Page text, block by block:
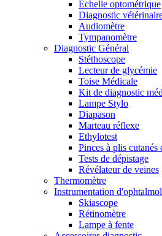
Echelle optométrique
Diagnostic
Audiomètre
Tympanomètre
Diagnostic Général
Stéthoscope
Lecteur de glycémie
Toise Médicale
Kit de diagnostic
Lampe Stylo
Diapason
Marteau réflexe
Ethylotest
Pinces à plis cutanés
Tests de dépistage
Révélateur de veines
Thermomètre
Instrumentation
Skiascope
Rétinomètre
Lampe à fente